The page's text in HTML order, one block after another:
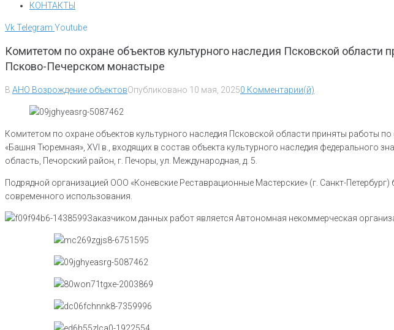
КОНТАКТЫ
VkTelegram Youtube
Комитетом по охране объектов культурного наследия Псковской
Псково-Печерском монастыре
В АНО Возрождение объектовОпубликовано 10 мая, 20250 Комментарии(й)
Комитетом по охране объектов культурного наследия Псковской области приняты работы
«Башня Тюремная», XVI в., входящих в состав объекта культурного наследия федерального
область, Печорский район, г. Печоры, ул. Международная, д. 5.
Подрядной организацией ООО «Коневские Реставрационные Мастерские» (г. Санкт-
современного использования.
Заказчиком данных работ является Автономная некоммерческая